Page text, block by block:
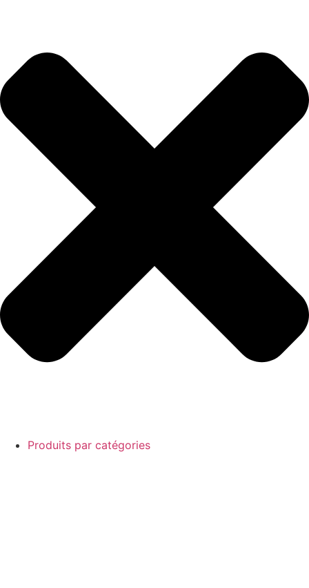
Produits par catégories